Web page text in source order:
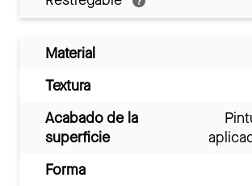
Material
Textura
Acabado de la
superficie
Forma